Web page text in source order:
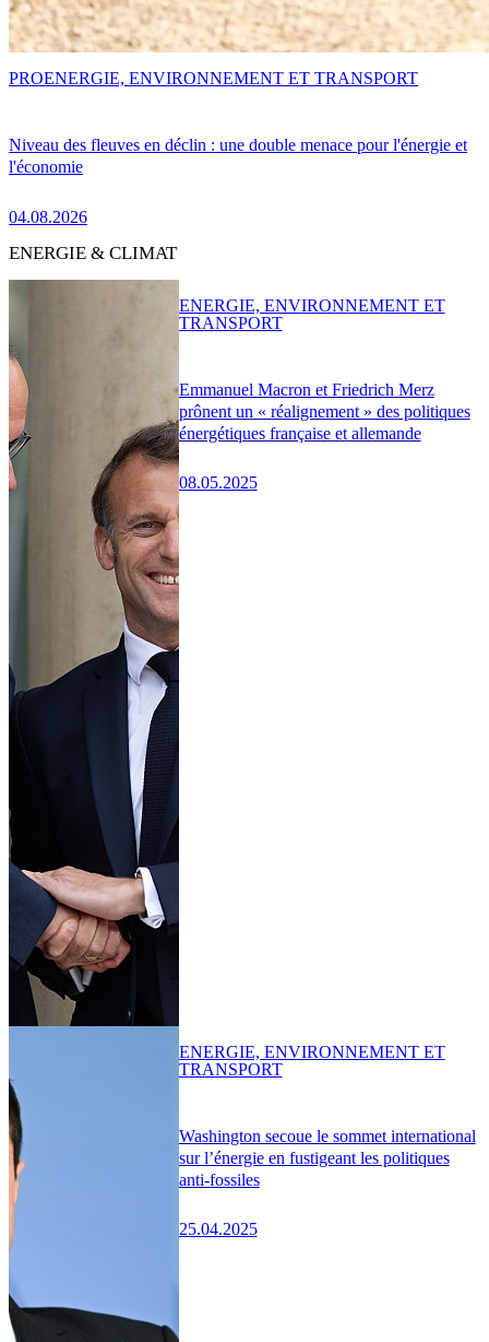
Niveau des fleuves en déclin : une double menace pour l'énergie et
l'économie
04.08.2026
PROENERGIE, ENVIRONNEMENT ET TRANSPORT
ENERGIE & CLIMAT
Emmanuel Macron et Friedrich Merz
prônent un « réalignement » des politiques
énergétiques française et allemande
08.05.2025
ENERGIE, ENVIRONNEMENT ET
TRANSPORT
Washington secoue le sommet international
sur l’énergie en fustigeant les politiques
anti-fossiles
25.04.2025
ENERGIE, ENVIRONNEMENT ET
TRANSPORT